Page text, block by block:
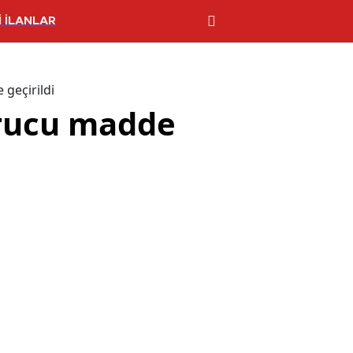
İLANLAR
geçirildi
madde